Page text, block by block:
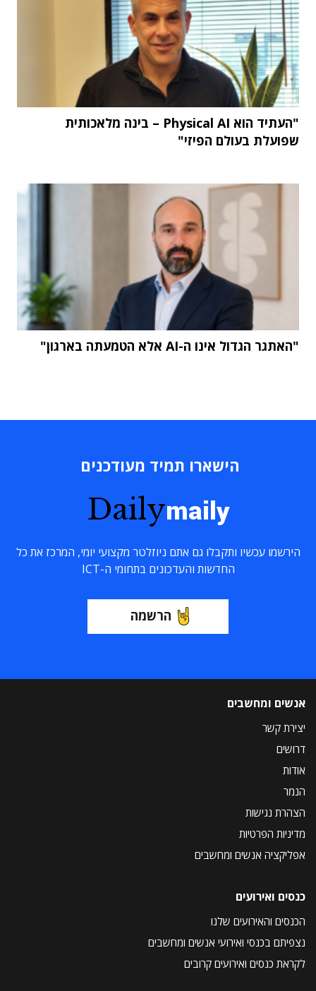
"העתיד הוא Physical AI – בינה מלאכותית
שפועלת בעולם הפיזי"
"האתגר הגדול אינו ה-AI אלא הטמעתה בארגון"
הישארו תמיד מעודכנים
Dailymaily
הירשמו עכשיו ותקבלו גם אתם ניוזלטר מקצועי יומי, המרכז את כל
החדשות והעדכונים בתחומי ה-ICT
הרשמה
אנשים ומחשבים
יצירת קשר
דרושים
אודות
הנמר
הצהרת נגישות
מדיניות הפרטיות
אפליקציה אנשים ומחשבים
כנסים ואירועים
הכנסים והאירועים שלנו
נצפיתם בכנסי ואירועי אנשים ומחשבים
לקראת כנסים ואירועים קרובים